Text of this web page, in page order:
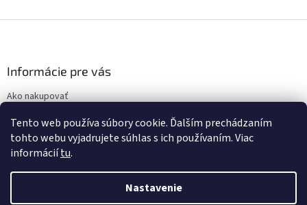
Tento web používa súbory cookie. Ďalším prechádzaním
tohto webu vyjadrujete súhlas s ich používaním. Viac
informáciítu.
Nastavenie
i
Informácie pre vás
Ako nakupovať
Podmienky ochrany osobných údajov
Vytvoril Shoptet